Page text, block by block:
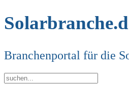
Branchenportal für die